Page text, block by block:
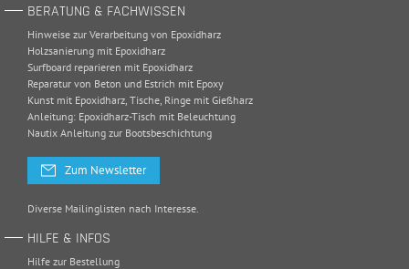
BERATUNG & FACHWISSEN
Hinweise zur Verarbeitung von Epoxidharz
Holzsanierung mit Epoxidharz
Surfboard reparieren mit Epoxidharz
Reparatur von Beton und Estrich mit Epoxy
Kunst mit Epoxidharz, Tische, Ringe mit Gießharz
Anleitung: Epoxidharz-Tisch mit Beleuchtung
Nautix Anleitung zur Bootsbeschichtung
Zum Newsletter
Diverse Mailinglisten nach Interesse.
HILFE & INFOS
Hilfe zur Bestellung